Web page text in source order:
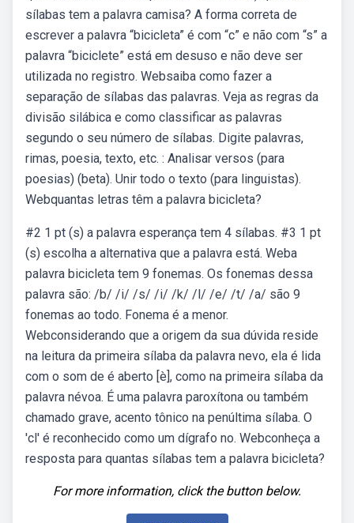
sílabas tem a palavra camisa? A forma correta de
escrever a palavra “bicicleta” é com “c” e não com “s” a
palavra “biciclete” está em desuso e não deve ser
utilizada no registro. Websaiba como fazer a
separação de sílabas das palavras. Veja as regras da
divisão silábica e como classificar as palavras
segundo o seu número de sílabas. Digite palavras,
rimas, poesia, texto, etc. : Analisar versos (para
poesias) (beta). Unir todo o texto (para linguistas).
Webquantas letras têm a palavra bicicleta?
#2 1 pt (s) a palavra esperança tem 4 sílabas. #3 1 pt
(s) escolha a alternativa que a palavra está. Weba
palavra bicicleta tem 9 fonemas. Os fonemas dessa
palavra são: /b/ /i/ /s/ /i/ /k/ /l/ /e/ /t/ /a/ são 9
fonemas ao todo. Fonema é a menor.
Webconsiderando que a origem da sua dúvida reside
na leitura da primeira sílaba da palavra nevo, ela é lida
com o som de é aberto [è], como na primeira sílaba da
palavra névoa. É uma palavra paroxítona ou também
chamado grave, acento tônico na penúltima sílaba. O
'cl' é reconhecido como um dígrafo no. Webconheça a
resposta para quantas sílabas tem a palavra bicicleta?
For more information, click the button below.